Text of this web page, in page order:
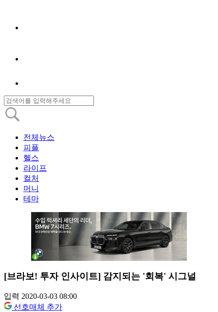
전체뉴스
피플
헬스
라이프
컬처
머니
테마
[브라보! 투자 인사이트] 감지되는 '회복' 시그널
입력 2020-03-03 08:00
선호매체 추가